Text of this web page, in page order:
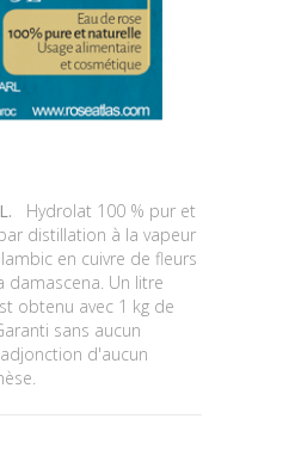
Hydrolat 100 % pur et
distillation à la vapeur
en cuivre de fleurs
damascena. Un litre
obtenu avec 1 kg de
sans aucun
d'aucun